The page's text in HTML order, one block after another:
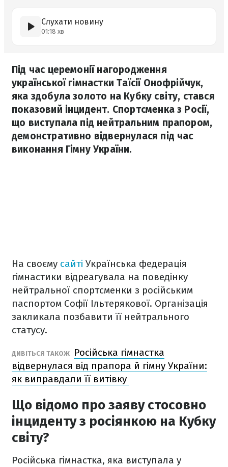
Слухати новину
01:18 хв
Під час церемонії нагородження
української гімнастки Таїсії Онофрійчук,
яка здобула золото на Кубку світу, стався
показовий інцидент. Спортсменка з Росії,
що виступала під нейтральним прапором,
демонстративно відвернулася під час
виконання Гімну України.
На своєму сайті Українська федерація
гімнастики відреагувала на поведінку
нейтральної спортсменки з російським
паспортом Софії Ільтерякової. Організація
закликала позбавити її нейтрального
статусу.
ДИВІТЬСЯ ТАКОЖ
Російська гімнастка
відвернулася від прапора й гімну України:
як виправдали її витівку
Що відомо про заяву стосовно
інциденту з росіянкою на Кубку
світу?
Російська гімнастка, яка виступала у